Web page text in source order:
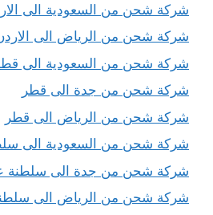
شركة شحن من السعودية الى
شركة شحن من الرياض الى
شركة شحن من السعودية الى
شركة شحن من جدة الى قطر
شركة شحن من الرياض الى قطر
شركة شحن من السعودية الى
شركة شحن من جدة الى سلطنة
شركة شحن من الرياض الى